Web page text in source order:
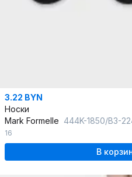
3.22 BYN
Носки
Mark Formelle 444K-1850/B3-
16
В